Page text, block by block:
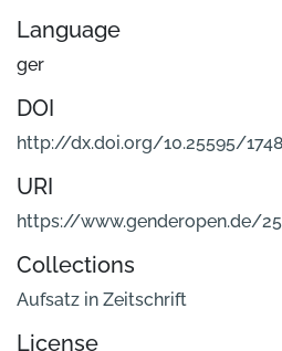
Language
ger
DOI
http://dx.doi.org/10.25595/1748
URI
https://www.genderopen.de/
Collections
Aufsatz in Zeitschrift
License